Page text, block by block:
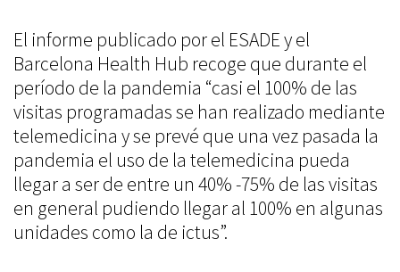
El informe publicado por el ESADE y el
Barcelona Health Hub recoge que durante el
período de la pandemia “casi el 100% de las
visitas programadas se han realizado mediante
telemedicina y se prevé que una vez pasada la
pandemia el uso de la telemedicina pueda
llegar a ser de entre un 40% -75% de las visitas
en general pudiendo llegar al 100% en algunas
unidades como la de ictus”.